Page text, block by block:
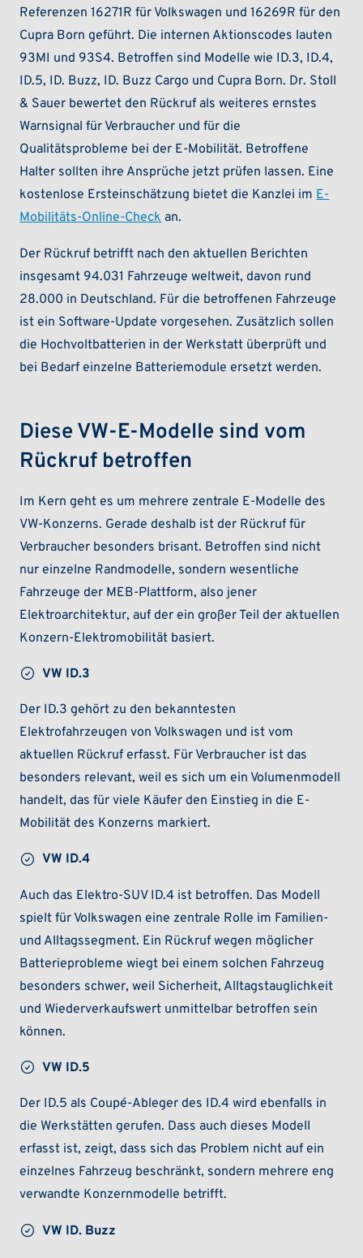
Referenzen 16271R für Volkswagen und 16269R für den
Cupra Born geführt. Die internen Aktionscodes lauten
93MI und 93S4. Betroffen sind Modelle wie ID.3, ID.4,
ID.5, ID. Buzz, ID. Buzz Cargo und Cupra Born. Dr. Stoll
& Sauer bewertet den Rückruf als weiteres ernstes
Warnsignal für Verbraucher und für die
Qualitätsprobleme bei der E-Mobilität. Betroffene
Halter sollten ihre Ansprüche jetzt prüfen lassen. Eine
kostenlose Ersteinschätzung bietet die Kanzlei imE-
Mobilitäts-Online-Checkan.
Der Rückruf betrifft nach den aktuellen Berichten
insgesamt 94.031 Fahrzeuge weltweit, davon rund
28.000 in Deutschland. Für die betroffenen Fahrzeuge
ist ein Software-Update vorgesehen. Zusätzlich sollen
die Hochvoltbatterien in der Werkstatt überprüft und
bei Bedarf einzelne Batteriemodule ersetzt werden.
Diese VW-E-Modelle sind vom
Rückruf betroffen
Im Kern geht es um mehrere zentrale E-Modelle des
VW-Konzerns. Gerade deshalb ist der Rückruf für
Verbraucher besonders brisant. Betroffen sind nicht
nur einzelne Randmodelle, sondern wesentliche
Fahrzeuge der MEB-Plattform, also jener
Elektroarchitektur, auf der ein großer Teil der aktuellen
Konzern-Elektromobilität basiert.
VW ID.3
Der ID.3 gehört zu den bekanntesten
Elektrofahrzeugen von Volkswagen und ist vom
aktuellen Rückruf erfasst. Für Verbraucher ist das
besonders relevant, weil es sich um ein Volumenmodell
handelt, das für viele Käufer den Einstieg in die E-
Mobilität des Konzerns markiert.
VW ID.4
Auch das Elektro-SUV ID.4 ist betroffen. Das Modell
spielt für Volkswagen eine zentrale Rolle im Familien-
und Alltagssegment. Ein Rückruf wegen möglicher
Batterieprobleme wiegt bei einem solchen Fahrzeug
besonders schwer, weil Sicherheit, Alltagstauglichkeit
und Wiederverkaufswert unmittelbar betroffen sein
können.
VW ID.5
Der ID.5 als Coupé-Ableger des ID.4 wird ebenfalls in
die Werkstätten gerufen. Dass auch dieses Modell
erfasst ist, zeigt, dass sich das Problem nicht auf ein
einzelnes Fahrzeug beschränkt, sondern mehrere eng
verwandte Konzernmodelle betrifft.
VW ID. Buzz